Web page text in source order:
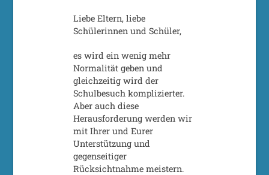
Liebe Eltern, liebe
Schülerinnen und Schüler,
es wird ein wenig mehr
Normalität geben und
gleichzeitig wird der
Schulbesuch komplizierter.
Aber auch diese
Herausforderung werden wir
mit Ihrer und Eurer
Unterstützung und
gegenseitiger
Rücksichtnahme meistern.